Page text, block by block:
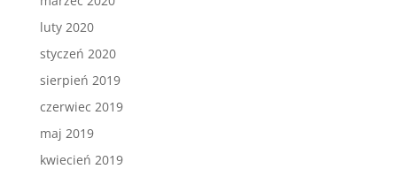
luty 2020
styczeń 2020
sierpień 2019
czerwiec 2019
maj 2019
kwiecień 2019